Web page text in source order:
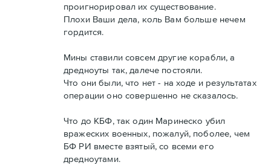
проигнорировал их существование.
Плохи Ваши дела, коль Вам больше нечем
гордится.
Мины ставили совсем другие корабли, а
дредноуты так, далече постояли.
Что они были, что нет - на ходе и результатах
операции оно совершенно не сказалось.
Что до КБФ, так один Маринеско убил
вражеских военных, пожалуй, поболее, чем
БФ РИ вместе взятый, со всеми его
дредноутами.